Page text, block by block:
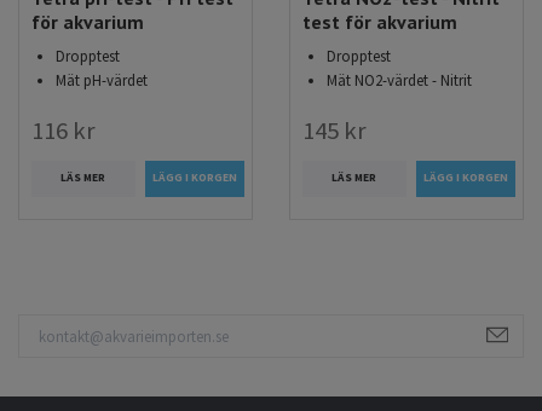
för akvarium
Dropptest
Mät pH-värdet
116 kr
LÄS MER
test för akvarium
Dropptest
Mät NO2-värdet - Nitrit
145 kr
LÄS MER